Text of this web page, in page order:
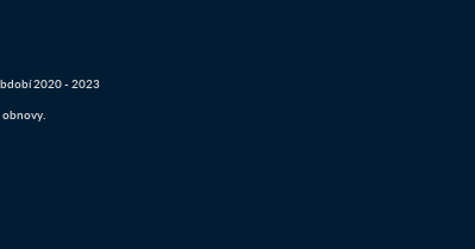
2020 - 2023